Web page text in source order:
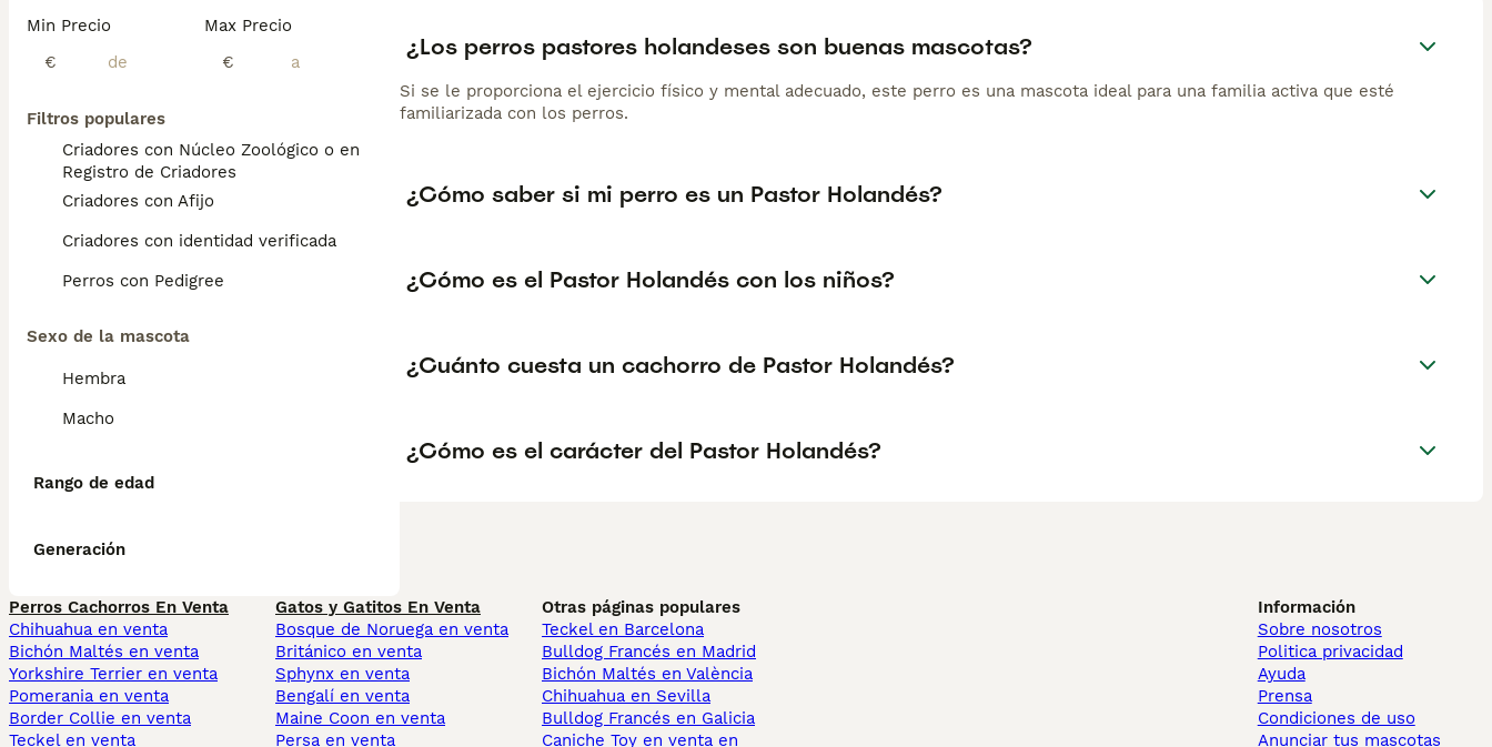
Min Precio
€
Max Precio
€
Filtros populares
Criadores con Núcleo Zoológico o en el
Registro de Criadores
Criadores con Afijo
Criadores con identidad verificada
Perros con Pedigree
Sexo de la mascota
Hembra
Macho
Rango de edad
Generación
¿Los perros pastores holandeses son buenas mascotas?
Si se le proporciona el ejercicio físico y mental adecuado, este perro es una mascota ideal para una familia activa que esté
familiarizada con los perros.
¿Cómo saber si mi perro es un Pastor Holandés?
¿Cómo es el Pastor Holandés con los niños?
¿Cuánto cuesta un cachorro de Pastor Holandés?
¿Cómo es el carácter del Pastor Holandés?
Perros Cachorros En Venta
Chihuahua en venta
Bichón Maltés en venta
Yorkshire Terrier en venta
Pomerania en venta
Border Collie en venta
Teckel en venta
Gatos y Gatitos En Venta
Bosque de Noruega en venta
Británico en venta
Sphynx en venta
Bengalí en venta
Maine Coon en venta
Persa en venta
Otras páginas populares
Teckel en Barcelona
Bulldog Francés en Madrid
Bichón Maltés en València
Chihuahua en Sevilla
Bulldog Francés en Galicia
Caniche Toy en venta en
Información
Sobre nosotros
Politica privacidad
Ayuda
Prensa
Condiciones de uso
Anunciar tus mascotas